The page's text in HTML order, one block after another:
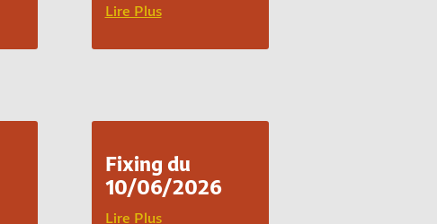
Lire Plus
Fixing du
10/06/2026
Lire Plus